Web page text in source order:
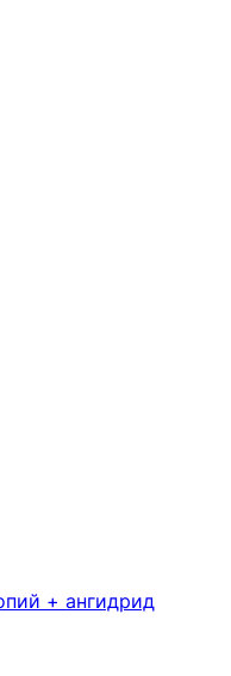
+ ангидрид